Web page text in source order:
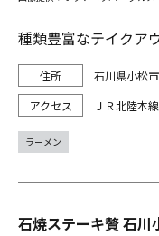
種類豊富なテイクア
石川県小松
ＪＲ北陸本
ラーメン
石焼ステーキ贅 石川